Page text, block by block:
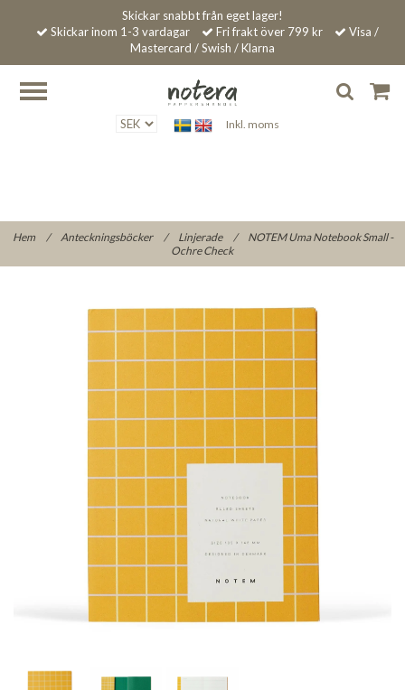
Skickar snabbt från eget lager!
Skickar inom 1-3 vardagar
Fri frakt över 799 kr
Visa /
Mastercard / Swish / Klarna
Inkl. moms
Hem / Anteckningsböcker / Linjerade /
NOTEM Uma Notebook Small -
Ochre Check